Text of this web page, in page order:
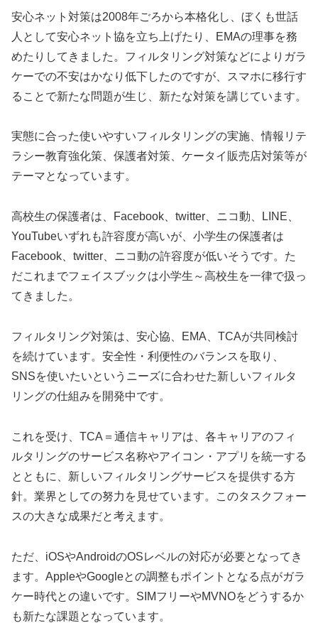
安心ネット対策は2008年ごろから本格化し、ぼくも世話
人として安心ネット協を立ち上げたり、EMAの理事を務
めたりしてきました。フィルタリング対策などによりガラ
ケーでの不安はかなり低下したのですが、スマホに移行す
ることで新たな問題が生じ、新たな対策を講じています。
実態に合った使いやすいフィルタリングの実施、情報リテ
ラシー教育強化策、保護者対策、ケータイ販売店対策等が
テーマとなっています。
高校生の保護者は、Facebook、twitter、ニコ動、LINE、
YouTubeいずれも許容度が高いが、小学生の保護者は
Facebook、twitter、ニコ動の許容度が低いそうです。た
だこれまでフェイスブックは小学生～高校生を一律で扱っ
てきました。
フィルタリング対策は、安心協、EMA、TCAが共同検討
を続けています。安全性・利便性のバランスを取り、
SNSを使いたいというニーズに合わせた新しいフィルタ
リングの仕組みを開発中です。
これを受け、TCA＝通信キャリアは、各キャリアのフィ
ルタリングのサービス名称やアイコン・アプリを統一する
とともに、新しいフィルタリングサービスを提供する方
針。業界としての努力を見せています。このタスクフォー
スの大きな成果だと考えます。
ただ、iOSやAndroidのOSレベルの対応が必要となってき
ます。AppleやGoogleとの調整もポイントとなる点がガラ
ケー時代との違いです。SIMフリーやMVNOをどうするか
も新たな課題となっています。